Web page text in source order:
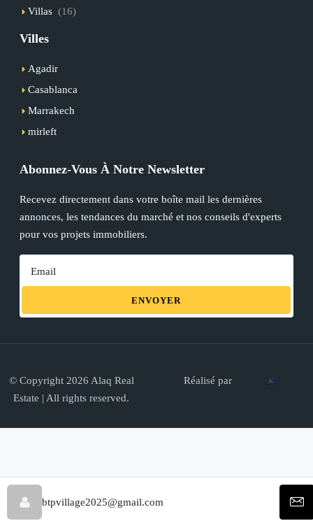
btpvillage2025@gmail.com
Villas (16)
Villes
Agadir
Casablanca
Marrakech
mirleft
Abonnez-Vous À Notre Newsletter
Recevez directement dans votre boîte mail les dernières
annonces, les tendances du marché et nos conseils d'experts
pour vos projets immobiliers.
ENVOYER
© Copyright 2026 Alaq Real
Estate | All rights reserved.
Réalisé par